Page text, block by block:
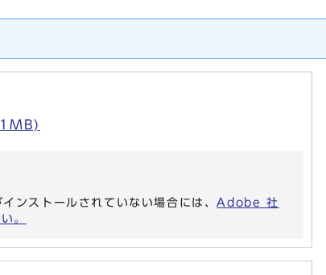
ンストールされていない場合には、Adobe 社
。